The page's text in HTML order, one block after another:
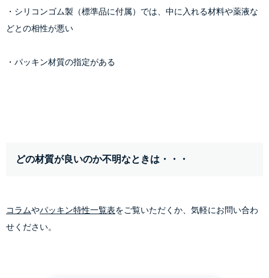
・シリコンゴム製（標準品に付属）では、中に入れる材料や薬液な
どとの相性が悪い
・パッキン材質の指定がある
どの材質が良いのか不明なときは・・・
コラムやパッキン特性一覧表をご覧いただくか、気軽にお問い合わ
せください。